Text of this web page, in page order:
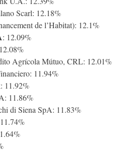
Scarl: 12.18%
de l’Habitat): 12.1%
: 12.09%
Agrícola Mútuo, CRL: 12.01%
11.94%
11.92%
11.86%
di Siena SpA: 11.83%